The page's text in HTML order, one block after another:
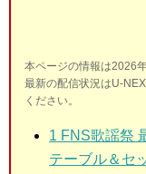
本ページの情報は2026
最新の配信状況はU-
ください。
1 FNS歌謡祭
テーブル＆セ